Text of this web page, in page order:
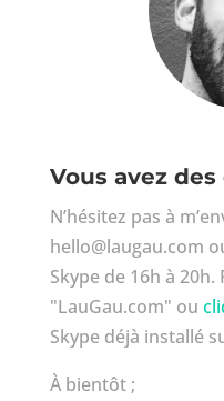
Vous avez
N’hésitez pas à
hello@laugau.com
Skype de 16h à
"LauGau.com" ou
Skype déjà installé
À bientôt ;